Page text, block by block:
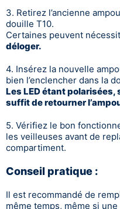
3. Retirez l’ancienne
douille T10.
Certaines peuvent
déloger.
4. Insérez la nouvelle
bien l’enclencher dans la
Les LED étant polarisées,
suffit de retourner
5. Vérifiez le bon
les veilleuses avant de
compartiment.
Conseil pratique :
Il est recommandé de
même temps, même si